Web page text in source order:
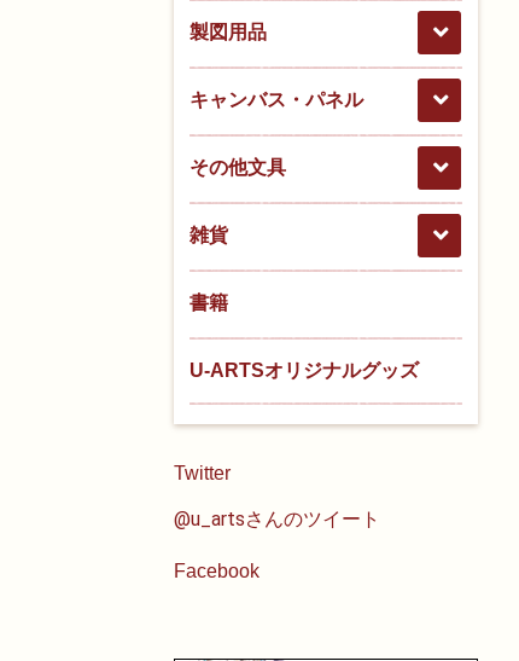
製図用品
キャンバス・パネル
その他文具
雑貨
書籍
U-ARTSオリジナルグッズ
Twitter
@u_artsさんのツイート
Facebook